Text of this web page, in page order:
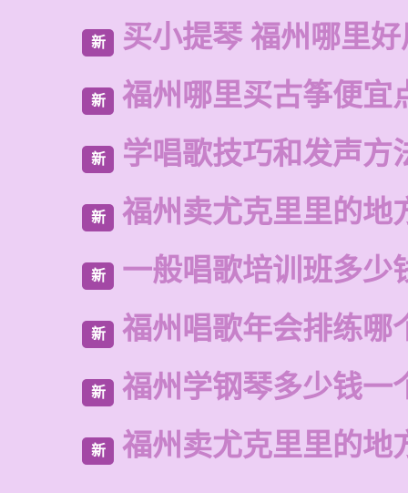
新 买小提琴 福州哪里
新 福州哪里买古筝便宜
新 学唱歌技巧和发声方
新 福州卖尤克里里的地
新 一般唱歌培训班多少
新 福州唱歌年会排练哪
新 福州学钢琴多少钱一
新 福州卖尤克里里的地